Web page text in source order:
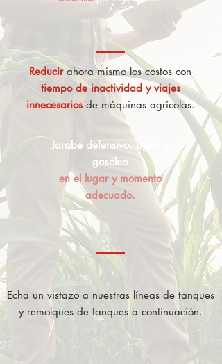
Reducir ahora mismo los costos con
tiempo de inactividad y viajes
innecesariosde máquinas agrícolas.
Jarabe defensivo, agua y
gasóleo
en el lugar y momento
adecuado.
Echa un vistazo a nuestras líneas de tanques
y remolques de tanques a continuación.